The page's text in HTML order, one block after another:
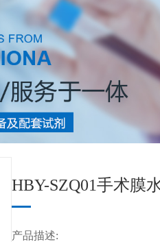
HBY-SZQ01手术膜
产品描述: